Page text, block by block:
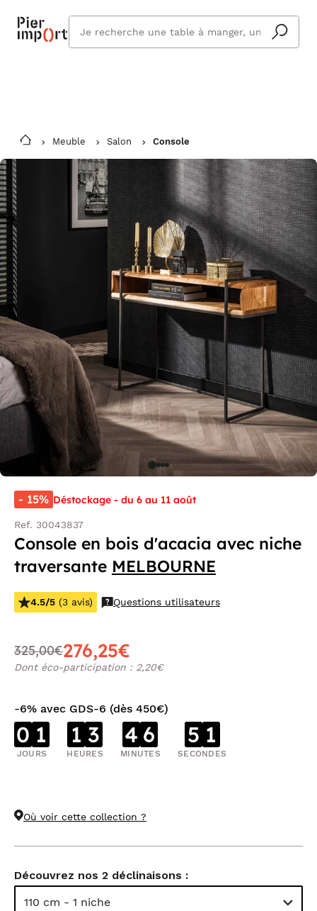
Vous êtes absent ? Pier Import s'adapte
et vous livre à votre retour.
En savoir plus
cherchez
vous ?
Meuble Salon Console
- 15% Déstockage - du 6 au 11 août
Ref. 30043837
Console en bois d'acacia avec niche
traversante MELBOURNE
4.5/5 (3 avis) Questions utilisateurs
325,00€276,25€
Dont éco-participation : 2,20€
-6% avec GDS-6 (dès 450€)
0 1
JOURS
1 3
HEURES
4 6
MINUTES
5 0
SECONDES
Où voir cette collection ?
Découvrez nos 2 déclinaisons :
110 cm - 1 niche